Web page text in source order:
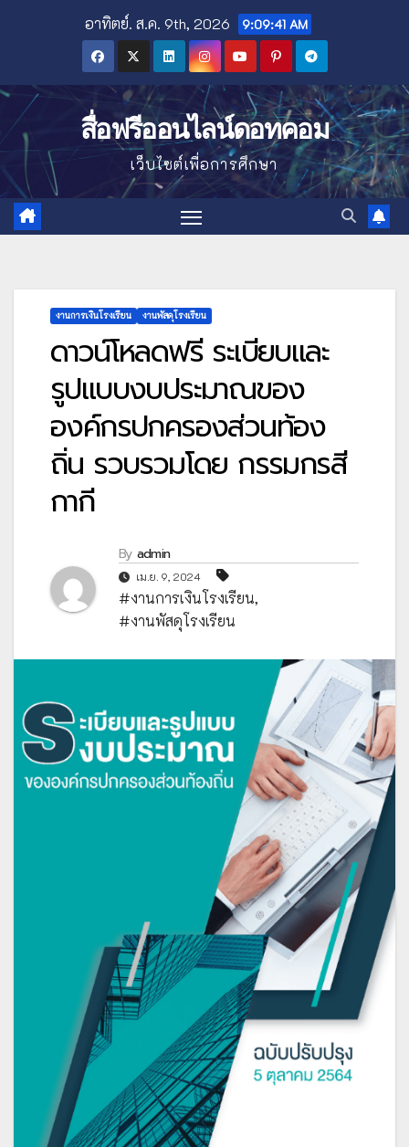
อาทิตย์. ส.ค. 9th, 2026 9:09:43 AM
สื่อฟรีออนไลน์ดอทคอม
เว็บไซต์เพื่อการศึกษา
งานการเงินโรงเรียน งานพัสดุโรงเรียน
ดาวน์โหลดฟรี ระเบียบและ
รูปแบบงบประมาณของ
องค์กรปกครองส่วนท้อง
ถิ่น รวบรวมโดย กรรมกรสี
กากี
By admin
เม.ย. 9, 2024
#งานการเงินโรงเรียน,
#งานพัสดุโรงเรียน